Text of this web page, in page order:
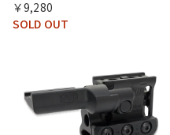
￥9,280
SOLD OUT